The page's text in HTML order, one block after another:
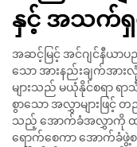
နှင့် အသက်ရှ
အဆင့်မြင့် အင်ဂျင်နီယာပည
သော အားနည်းချက်အားလုံ
များသည် မယုံနိုင်စရာ ရ
စွာသော အလွှာများဖြင့်
သည့် အောက်ခံအလွှာကို ထည့်သွ
ရောက်စေကာ အောက်ခံဖွဲ့စ